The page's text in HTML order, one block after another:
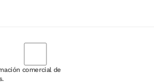
comercial de